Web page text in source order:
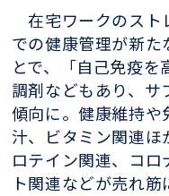
在宅ワークのスト
での健康管理が新た
とで、「自己免疫を
調剤などもあり、サ
傾向に。健康維持や
汁、ビタミン関連
ロテイン関連、コ
ト関連などが売れ筋